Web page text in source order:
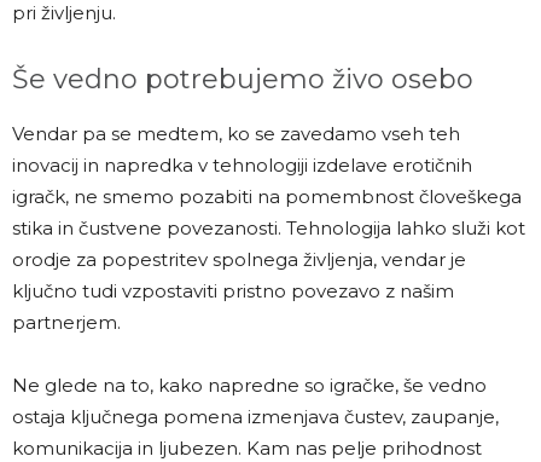
pri življenju.
Še vedno potrebujemo živo osebo
Vendar pa se medtem, ko se zavedamo vseh teh
inovacij in napredka v tehnologiji izdelave erotičnih
igračk, ne smemo pozabiti na pomembnost človeškega
stika in čustvene povezanosti. Tehnologija lahko služi kot
orodje za popestritev spolnega življenja, vendar je
ključno tudi vzpostaviti pristno povezavo z našim
partnerjem.
Ne glede na to, kako napredne so igračke, še vedno
ostaja ključnega pomena izmenjava čustev, zaupanje,
komunikacija in ljubezen. Kam nas pelje prihodnost